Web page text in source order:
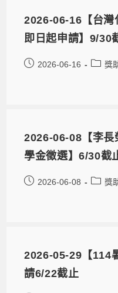
2026-06-16【台灣
即日起申請】9/30
2026-06-16 獎
2026-06-08【李長
學金徵選】6/30截
2026-06-08 獎
2026-05-29【114
請6/22截止